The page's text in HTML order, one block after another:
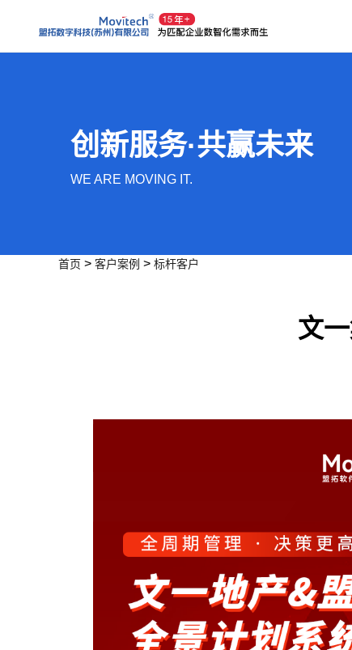
创新服务·共赢未来
WE ARE MOVING IT.
首页 > 客户案例 > 标杆客户
文